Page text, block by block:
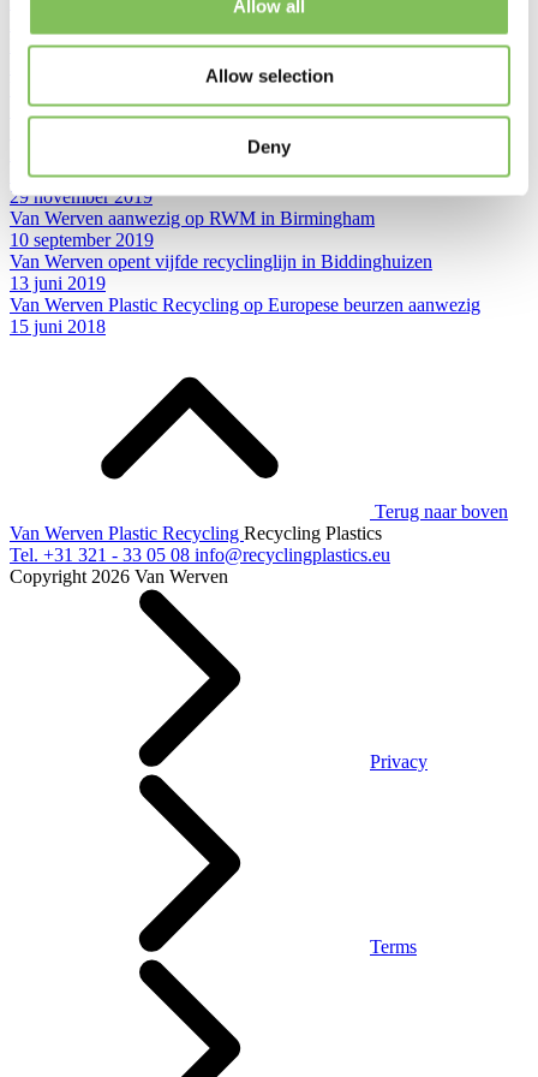
Allow all
Allow selection
Deny
het Jaar
Van Werven Polen met 100% groene stroom
1 september 2020
Minister uit Australië op bezoek bij Van Werven Plastic Recycling
29 november 2019
Van Werven aanwezig op RWM in Birmingham
10 september 2019
Van Werven opent vijfde recyclinglijn in Biddinghuizen
13 juni 2019
Van Werven Plastic Recycling op Europese beurzen aanwezig
15 juni 2018
Terug naar boven
Van Werven Plastic Recycling Recycling Plastics
Tel. +31 321 - 33 05 08 info@recyclingplastics.eu
Copyright 2026 Van Werven
Privacy
Terms